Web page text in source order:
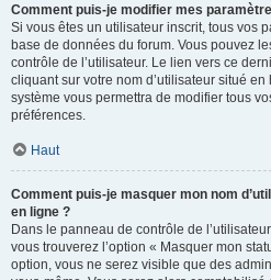
Comment puis-je modifier mes
Si vous êtes un utilisateur inscrit, tous vos
base de données du forum. Vous pouvez
contrôle de l’utilisateur. Le lien vers ce
cliquant sur votre nom d’utilisateur situé
système vous permettra de modifier tous
préférences.
Haut
Comment puis-je masquer mon nom
en ligne ?
Dans le panneau de contrôle de
vous trouverez l’option « Masquer mon
option, vous ne serez visible que des